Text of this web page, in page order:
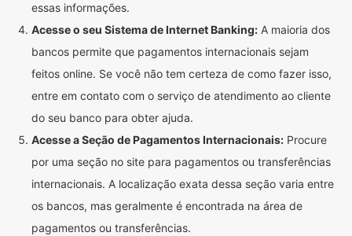
essas informações.
Acesse o seu Sistema de Internet Banking: A maioria dos
bancos permite que pagamentos internacionais sejam
feitos online. Se você não tem certeza de como fazer isso,
entre em contato com o serviço de atendimento ao cliente
do seu banco para obter ajuda.
Acesse a Seção de Pagamentos Internacionais: Procure
por uma seção no site para pagamentos ou transferências
internacionais. A localização exata dessa seção varia entre
os bancos, mas geralmente é encontrada na área de
pagamentos ou transferências.